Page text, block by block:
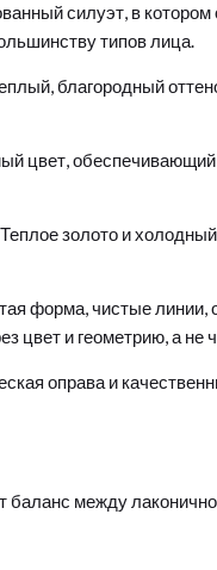
силуэт, в котором
типов лица.
благородный
цвет,
Теплое золото и
форма, чистые линии,
цвет и геометрию, а не
оправа и
между